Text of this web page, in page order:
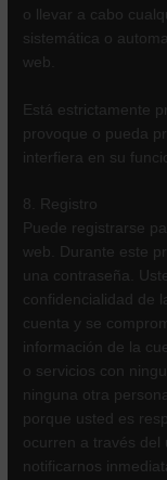
o llevar a cabo
sistemática o
web.
Está estrictamente
provoque o pueda
interfiera en su
8. Registro
Puede registrarse
web. Durante este
una contraseña.
confidencialidad de
cuenta y se
información de la
o servicios con
ninguna otra
porque usted es
ocurren a través
notificarnos